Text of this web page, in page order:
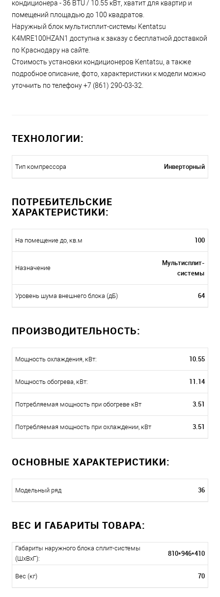
кондиционера - 36 BTU / 10.55 кВт, хватит для квартир и
помещений площадью до 100 квадратов.
Наружный блок мультисплит-системы Kentatsu
K4MRE100HZAN1 доступна к заказу с бесплатной доставкой
по Краснодару на сайте.
Стоимость установки кондиционеров Kentatsu, а также
подробное описание, фото, характеристики к модели можно
уточнить по телефону +7 (861) 290-03-32.
ТЕХНОЛОГИИ:
Тип компрессора Инверторный
ПОТРЕБИТЕЛЬСКИЕ
ХАРАКТЕРИСТИКИ:
На помещение до, кв.м 100
Назначение
Мультисплит-
системы
Уровень шума внешнего блока (дБ) 64
ПРОИЗВОДИТЕЛЬНОСТЬ:
Мощность охлаждения, кВт: 10.55
Мощность обогрева, кВт: 11.14
Потребляемая мощность при обогреве кВт 3.51
Потребляемая мощность при охлаждении, кВт 3.51
ОСНОВНЫЕ ХАРАКТЕРИСТИКИ:
Модельный ряд 36
ВЕС И ГАБАРИТЫ ТОВАРА:
Габариты наружного блока сплит-системы
(ШxВxГ):
810*946*410
Вес (кг) 70